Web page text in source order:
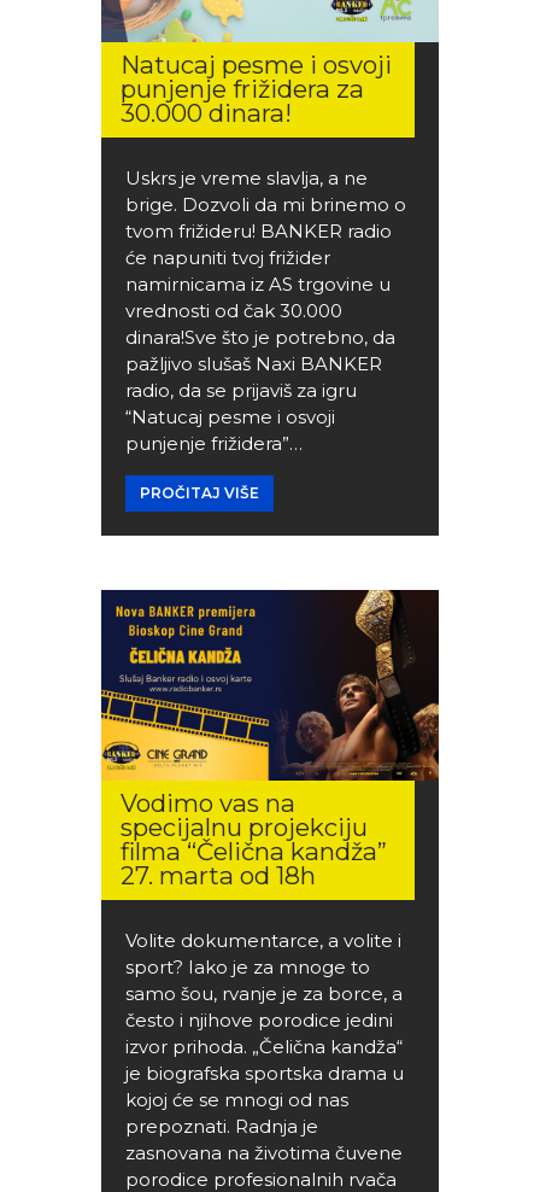
Natucaj pesme i osvoji
punjenje frižidera za
30.000 dinara!
Uskrs je vreme slavlja, a ne
brige. Dozvoli da mi brinemo o
tvom frižideru! BANKER radio
će napuniti tvoj frižider
namirnicama iz AS trgovine u
vrednosti od čak 30.000
dinara!Sve što je potrebno, da
pažljivo slušaš Naxi BANKER
radio, da se prijaviš za igru
“Natucaj pesme i osvoji
punjenje frižidera”…
PROČITAJ VIŠE
Vodimo vas na
specijalnu projekciju
filma “Čelična kandža”
27. marta od 18h
Volite dokumentarce, a volite i
sport? Iako je za mnoge to
samo šou, rvanje je za borce, a
često i njihove porodice jedini
izvor prihoda. „Čelična kandža“
je biografska sportska drama u
kojoj će se mnogi od nas
prepoznati. Radnja je
zasnovana na životima čuvene
porodice profesionalnih rvača